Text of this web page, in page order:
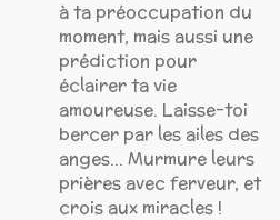
à ta préoccupation du
moment, mais aussi une
prédiction pour
éclairer ta vie
amoureuse. Laisse-toi
bercer par les ailes des
anges... Murmure leurs
prières avec ferveur, et
crois aux miracles !